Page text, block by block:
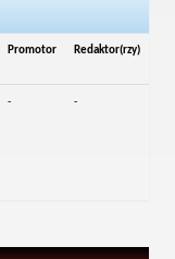
Promotor Redaktor(rzy)
- -